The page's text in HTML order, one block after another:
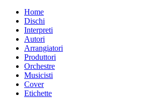
Home
Dischi
Interpreti
Autori
Arrangiatori
Produttori
Orchestre
Musicisti
Cover
Etichette